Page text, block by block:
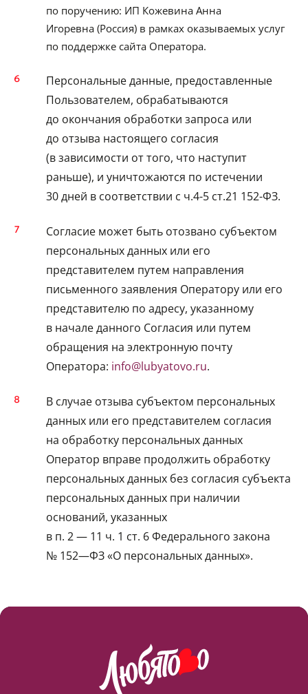
по поручению: ИП Кожевина Анна
Игоревна (Россия) в рамках оказываемых услуг
по поддержке сайта Оператора.
Персональные данные, предоставленные
Пользователем, обрабатываются
до окончания обработки запроса или
до отзыва настоящего согласия
(в зависимости от того, что наступит
раньше), и уничтожаются по истечении
30 дней в соответствии с ч.4-5 ст.21 152-ФЗ.
Согласие может быть отозвано субъектом
персональных данных или его
представителем путем направления
письменного заявления Оператору или его
представителю по адресу, указанному
в начале данного Согласия или путем
обращения на электронную почту
Оператора: info@lubyatovo.ru.
В случае отзыва субъектом персональных
данных или его представителем согласия
на обработку персональных данных
Оператор вправе продолжить обработку
персональных данных без согласия субъекта
персональных данных при наличии
оснований, указанных
в п. 2 — 11 ч. 1 ст. 6 Федерального закона
№ 152—ФЗ «О персональных данных».